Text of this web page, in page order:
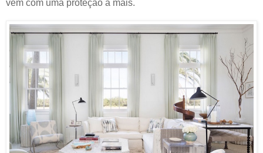
vem com uma proteção a mais.